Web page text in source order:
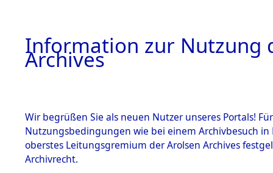
Information zur Nutzung
Archives
Wir begrüßen Sie als neuen Nutzer unseres Portals!
Nutzungsbedingungen wie bei einem Archivbesuch
oberstes Leitungsgremium der Arolsen Archives
Archivrecht.